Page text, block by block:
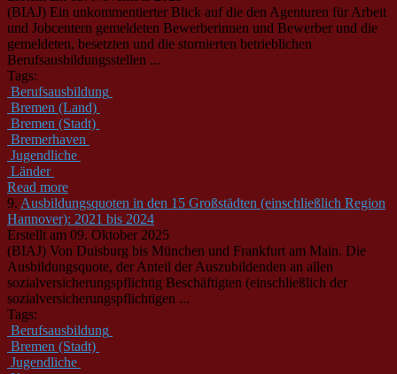
(BIAJ) Ein unkommentierter Blick auf die den Agenturen für Arbeit
und Jobcentern gemeldeten Bewerberinnen und Bewerber und die
gemeldeten, besetzten und die stornierten betrieblichen
Berufsausbildungsstellen ...
Tags:
Berufsausbildung
Bremen (Land)
Bremen (Stadt)
Bremerhaven
Jugendliche
Länder
Read more
9. Ausbildungsquoten in den 15 Großstädten (einschließlich Region
Hannover): 2021 bis 2024
Erstellt am 09. Oktober 2025
(BIAJ) Von Duisburg bis München und Frankfurt am Main. Die
Ausbildungsquote, der Anteil der Auszubildenden an allen
sozialversicherungspflichtig Beschäftigten (einschließlich der
sozialversicherungspflichtigen ...
Tags:
Berufsausbildung
Bremen (Stadt)
Jugendliche